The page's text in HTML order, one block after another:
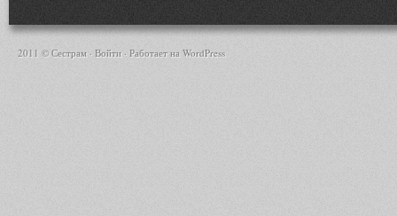
2011 © Сестрам · Войти · Работает на WordPress